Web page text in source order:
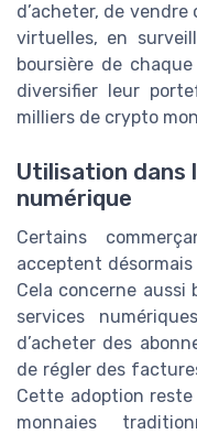
d’acheter, de
virtuelles, en
boursière de
diversifier leur
milliers de crypto
Utilisation dans
numérique
Certains
acceptent
Cela concerne aussi
services
d’acheter des
de régler des
Cette adoption
monnaies